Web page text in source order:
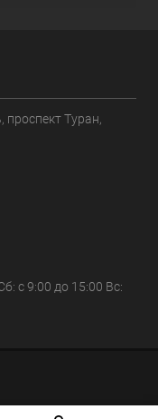
проспект Туран,
с 9:00 до 15:00 Вс: